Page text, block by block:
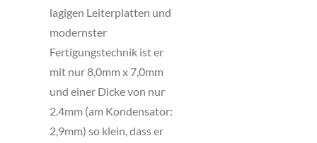
lagigen Leiterplatten und
modernster
Fertigungstechnik ist er
mit nur 8,0mm x 7,0mm
und einer Dicke von nur
2.4mm (am Kondensator:
2,9mm) so klein, dass er